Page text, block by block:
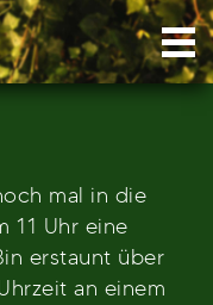
mal in die
11 Uhr eine
erstaunt über
an einem